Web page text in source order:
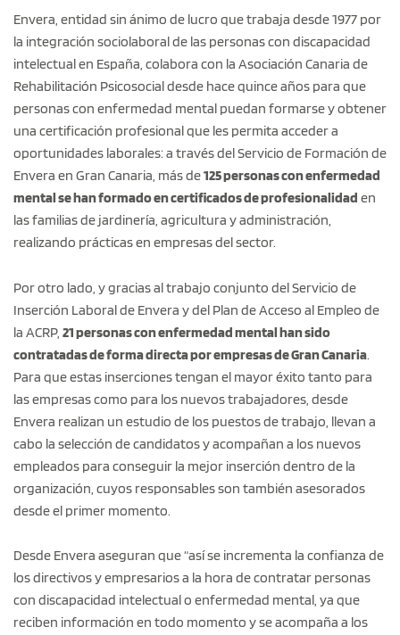
Envera, entidad sin ánimo de lucro que trabaja desde 1977 por
la integración sociolaboral de las personas con discapacidad
intelectual en España, colabora con la Asociación Canaria de
Rehabilitación Psicosocial desde hace quince años para que
personas con enfermedad mental puedan formarse y obtener
una certificación profesional que les permita acceder a
oportunidades laborales: a través del Servicio de Formación de
Envera en Gran Canaria, más de125 personas con enfermedad
mental se han formado encertificados de profesionalidad en
las familias de jardinería, agricultura y administración,
realizando prácticas en empresas del sector.
Por otro lado, y gracias al trabajo conjunto del Servicio de
Inserción Laboral de Envera y del Plan de Acceso al Empleo de
la ACRP, 21 personas con enfermedad mental han sido
contratadas de forma directa por empresas de Gran Canaria.
Para que estas inserciones tengan el mayor éxito tanto para
las empresas como para los nuevos trabajadores, desde
Envera realizan un estudio de los puestos de trabajo, llevan a
cabo la selección de candidatos y acompañan a los nuevos
empleados para conseguir la mejor inserción dentro de la
organización, cuyos responsables son también asesorados
desde el primer momento.
Desde Envera aseguran que “así se incrementa la confianza de
los directivos y empresarios a la hora de contratar personas
con discapacidad intelectual o enfermedad mental, ya que
reciben información en todo momento y se acompaña a los